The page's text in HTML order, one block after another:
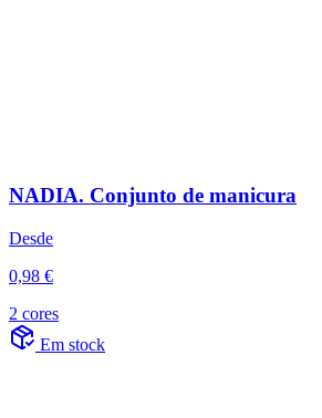
NADIA. Conjunto de manicura
Desde
0,98 €
2 cores
Em stock